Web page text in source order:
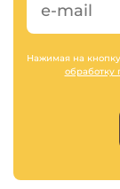
Нажимая на
обработку